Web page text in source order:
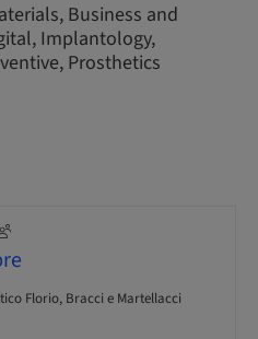
Business and
Implantology,
Prosthetics
Florio, Bracci e Martellacci